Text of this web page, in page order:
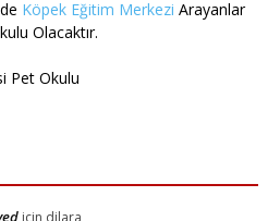
Köpek Eğitim Merkezi Arayanlar
Olacaktır.
Pet Okulu
için dilara